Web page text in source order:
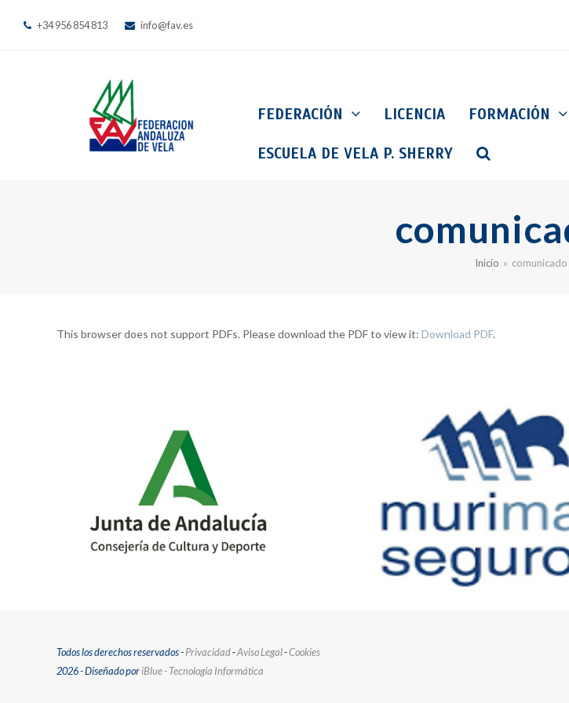
+34 956 854 813 info@fav.es
FEDERACIÓN LICENCIA FORMACIÓN
ESCUELA DE VELA P. SHERRY
Inicio » comunicado
This browser does not support PDFs. Please download the PDF to view it: Download PDF.
Todos los derechos reservados -Privacidad-Aviso Legal-Cookies
2026 - Diseñado poriBlue - Tecnología Informática